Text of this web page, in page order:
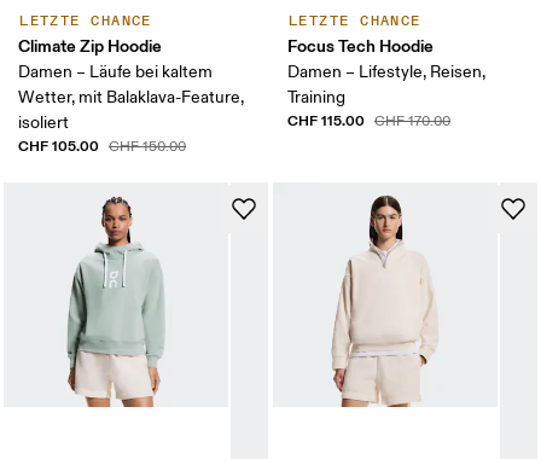
LETZTE CHANCE
Climate Zip Hoodie
Damen – Läufe bei kaltem
Wetter, mit Balaklava-Feature,
isoliert
CHF 105.00 CHF 150.00
LETZTE CHANCE
Focus Tech Hoodie
Damen – Lifestyle, Reisen,
Training
CHF 115.00 CHF 170.00